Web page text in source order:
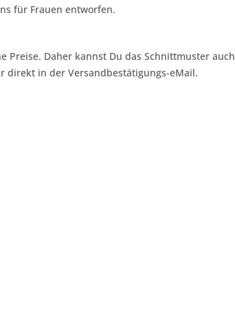
für Frauen entworfen.
Daher kannst Du das Schnittmuster auch
direkt in der Versandbestätigungs-eMail.